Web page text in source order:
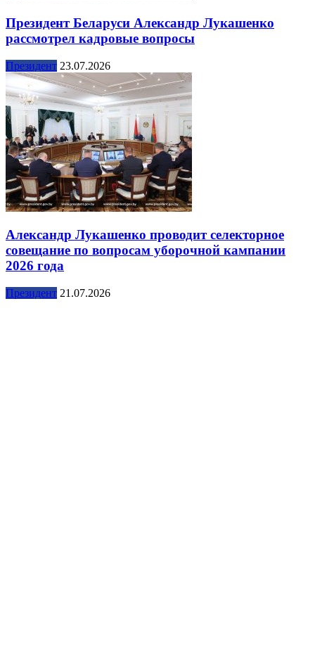
Президент Беларуси Александр Лукашенко
рассмотрел кадровые вопросы
Президент 23.07.2026
Александр Лукашенко проводит селекторное
совещание по вопросам уборочной кампании
2026 года
Президент 21.07.2026